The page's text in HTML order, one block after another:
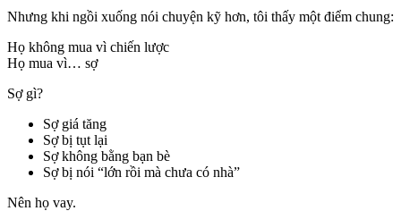
Nhưng khi ngồi xuống nói chuyện kỹ hơn, tôi thấy một điểm chung:
Họ không mua vì chiến lược
Họ mua vì… sợ
Sợ gì?
Sợ giá tăng
Sợ bị tụt lại
Sợ không bằng bạn bè
Sợ bị nói “lớn rồi mà chưa có nhà”
Nên họ vay.